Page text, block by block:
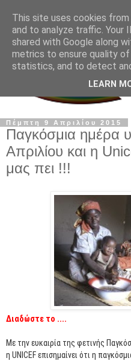
Πέμπτη 9 Απριλίου 2015
Παγκόσμια ημέρα
Απριλίου και η
μας πει !!!
Διαδώστε το ....
Με την ευκαιρία της φετινής
η UNICEF επισημαίνει ότι η
This site uses cookies
and to analyze traffic. Your
shared with Google along
metrics to ensure quality
statistics, and to detect
LEARN